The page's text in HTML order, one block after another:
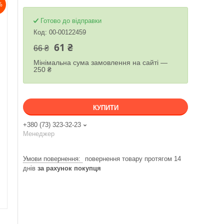
Готово до відправки
Код: 00-00122459
66 ₴ 61 ₴
Мінімальна сума замовлення на сайті —
250 ₴
КУПИТИ
+380 (73) 323-32-23
Менеджер
повернення товару протягом 14
днів за рахунок покупця